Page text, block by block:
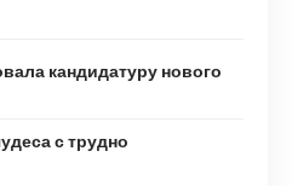
кандидатуру нового
с трудно